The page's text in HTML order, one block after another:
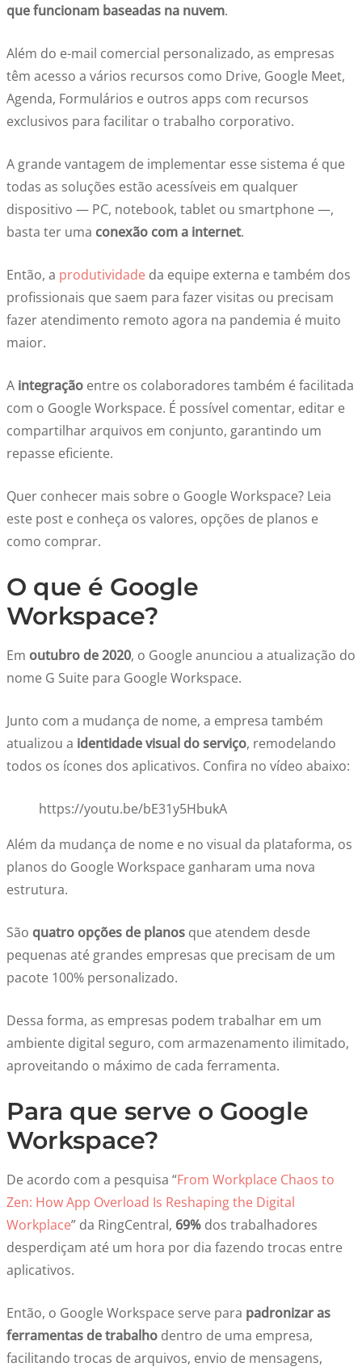
que funcionam baseadas na nuvem.
Além do e-mail comercial personalizado, as empresas
têm acesso a vários recursos como Drive, Google Meet,
Agenda, Formulários e outros apps com recursos
exclusivos para facilitar o trabalho corporativo.
A grande vantagem de implementar esse sistema é que
todas as soluções estão acessíveis em qualquer
dispositivo — PC, notebook, tablet ou smartphone —,
basta ter uma conexão com a internet.
Então, a produtividade da equipe externa e também dos
profissionais que saem para fazer visitas ou precisam
fazer atendimento remoto agora na pandemia é muito
maior.
A integração entre os colaboradores também é facilitada
com o Google Workspace. É possível comentar, editar e
compartilhar arquivos em conjunto, garantindo um
repasse eficiente.
Quer conhecer mais sobre o Google Workspace? Leia
este post e conheça os valores, opções de planos e
como comprar.
O que é Google
Workspace?
Em outubro de 2020, o Google anunciou a atualização do
nome G Suite para Google Workspace.
Junto com a mudança de nome, a empresa também
atualizou a identidade visual do serviço, remodelando
todos os ícones dos aplicativos. Confira no vídeo abaixo:
https://youtu.be/bE31y5HbukA
Além da mudança de nome e no visual da plataforma, os
planos do Google Workspace ganharam uma nova
estrutura.
São quatro opções de planos que atendem desde
pequenas até grandes empresas que precisam de um
pacote 100% personalizado.
Dessa forma, as empresas podem trabalhar em um
ambiente digital seguro, com armazenamento ilimitado,
aproveitando o máximo de cada ferramenta.
Para que serve o Google
Workspace?
De acordo com a pesquisa “From Workplace Chaos to
Zen: How App Overload Is Reshaping the Digital
Workplace” da RingCentral, 69% dos trabalhadores
desperdiçam até um hora por dia fazendo trocas entre
aplicativos.
Então, o Google Workspace serve para padronizar as
ferramentas de trabalho dentro de uma empresa,
facilitando trocas de arquivos, envio de mensagens,